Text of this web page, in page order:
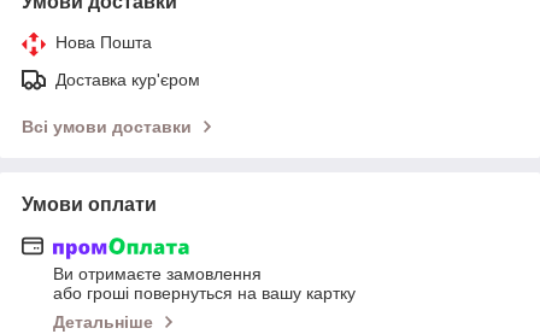
Нова Пошта
Доставка кур'єром
Всі умови доставки
Умови оплати
Ви отримаєте замовлення
або гроші повернуться на вашу картку
Детальніше